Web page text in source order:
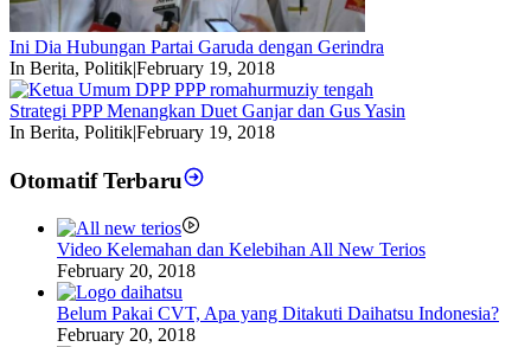
Ini Dia Hubungan Partai Garuda dengan Gerindra
In Berita, Politik|February 19, 2018
Strategi PPP Menangkan Duet Ganjar dan Gus Yasin
In Berita, Politik|February 19, 2018
Otomatif Terbaru
Video Kelemahan dan Kelebihan All New Terios
February 20, 2018
Belum Pakai CVT, Apa yang Ditakuti Daihatsu Indonesia?
February 20, 2018